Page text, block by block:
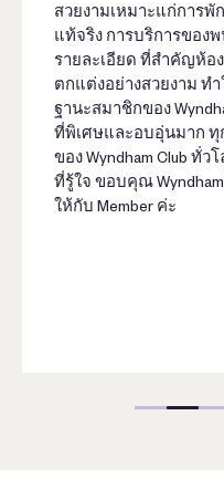
สวยงามเหมาะแก่การ
แท้จริง การบริการของ
รายละเอียด ที่สำคัญห้อ
ตกแต่งอย่างสวยงาม ท
ฐานะสมาชิกของ
ที่พิเศษและอบอุ่นมาก ทุ
ของ Wyndham Club ทั่
ที่รู้ใจ ขอบคุณ
ให้กับ Member ค่ะ